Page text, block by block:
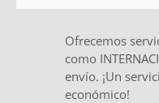
Ofrecemos
como
envío. ¡Un
económico!